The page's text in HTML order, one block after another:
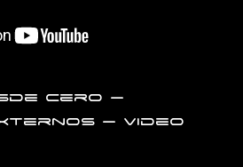
cero –
– Video